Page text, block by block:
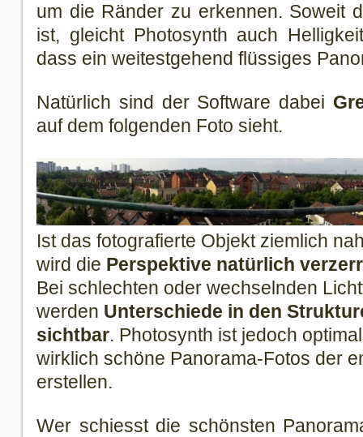
um die Ränder zu erkennen. Soweit
ist, gleicht Photosynth auch
dass ein weitestgehend flüssiges
Natürlich sind der Software dabei
auf dem folgenden Foto sieht.
Ist das fotografierte Objekt ziemlich
wird die Perspektive natürlich
Bei schlechten oder wechselnden
werden Unterschiede in den
sichtbar. Photosynth ist jedoch
wirklich schöne Panorama-Fotos der
erstellen.
Wer schiesst die schönsten